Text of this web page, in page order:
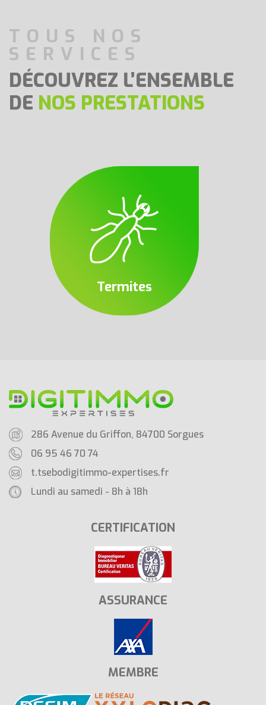
TOUS NOS
SERVICES
DÉCOUVREZ L’ENSEMBLE
DE NOS PRESTATIONS
Termites
286 Avenue du Griffon, 84700 Sorgues
06 95 46 70 74
t.tsebodigitimmo-expertises.fr
Lundi au samedi - 8h à 18h
CERTIFICATION
ASSURANCE
MEMBRE